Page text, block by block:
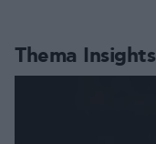
Thema Insights